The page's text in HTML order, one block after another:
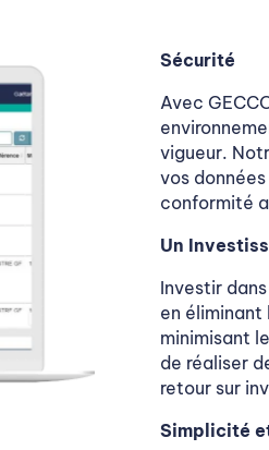
Sécurité
Avec
vigueur.
vos
conformité
Un
Investir
en
minimisant
de réaliser
retour sur
Simplicité